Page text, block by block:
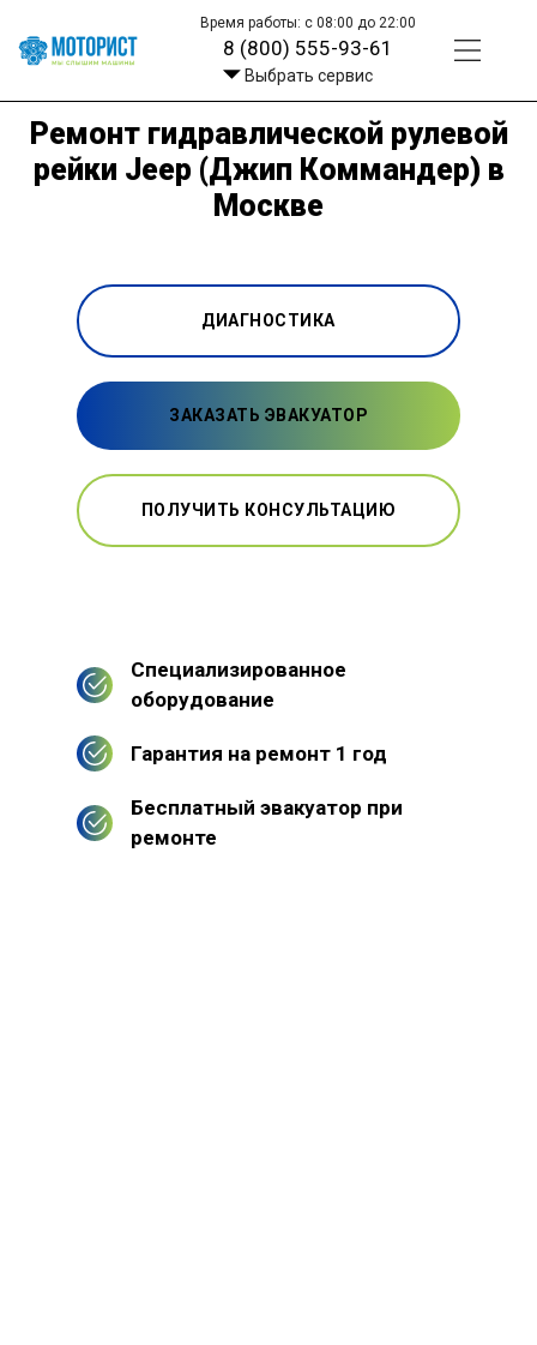
Время работы: с 08:00 до 22:00
8 (800) 555-93-61
Выбрать сервис
Ремонт гидравлической рулевой
рейки Jeep (Джип Коммандер) в
Москве
ДИАГНОСТИКА
ЗАКАЗАТЬ ЭВАКУАТОР
ПОЛУЧИТЬ КОНСУЛЬТАЦИЮ
Специализированное
оборудование
Гарантия на ремонт 1 год
Бесплатный эвакуатор при
ремонте